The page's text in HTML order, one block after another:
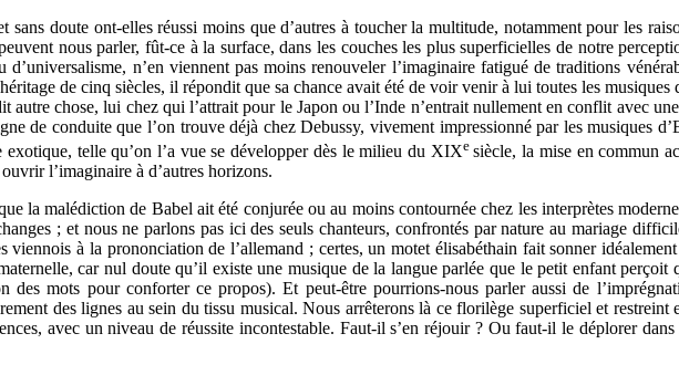
sans doute ont-elles réussi moins que d’autres à toucher la multitude, notamment pour les
nous parler, fût-ce à la surface, dans les couches les plus superficielles de notre
d’universalisme, n’en viennent pas moins renouveler l’imaginaire fatigué de traditions
de cinq siècles, il répondit que sa chance avait été de voir venir à lui toutes les
autre chose, lui chez qui l’attrait pour le Japon ou l’Inde n’entrait nullement en conflit avec
de conduite que l’on trouve déjà chez Debussy, vivement impressionné par les musiques
telle qu’on l’a vue se développer dès le milieu du XIXe siècle, la mise en commun
l’imaginaire à d’autres horizons.
la malédiction de Babel ait été conjurée ou au moins contournée chez les interprètes
; et nous ne parlons pas ici des seuls chanteurs, confrontés par nature au mariage
viennois à la prononciation de l’allemand ; certes, un motet élisabéthain fait sonner
car nul doute qu’il existe une musique de la langue parlée que le petit enfant
des mots pour conforter ce propos). Et peut-être pourrions-nous parler aussi de
des lignes au sein du tissu musical. Nous arrêterons là ce florilège superficiel et
avec un niveau de réussite incontestable. Faut-il s’en réjouir ? Ou faut-il le déplorer